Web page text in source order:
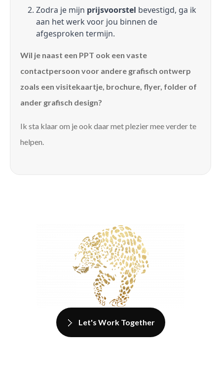
Zodra je mijn prijsvoorstel bevestigd, ga ik
aan het werk voor jou binnen de
afgesproken termijn.
Wil je naast een PPT ook een vaste
contactpersoon voor andere grafisch ontwerp
zoals een visitekaartje, brochure, flyer, folder of
ander grafisch design?
Ik sta klaar om je ook daar met plezier mee verder te
helpen.
Let's Work Together